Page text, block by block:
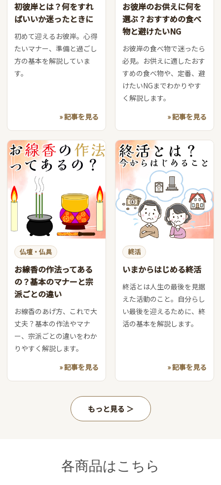
初彼岸とは？何をすれ
ばいいか迷ったときに
初めて迎えるお彼岸。心得
たいマナー、準備と過ごし
方の基本を解説していま
す。
» 記事を見る
お彼岸のお供えに何を
選ぶ？おすすめの食べ
物と避けたいNG
お彼岸の食べ物で迷ったら
必見。お供えに適したおす
すめの食べ物や、定番、避
けたいNGまでわかりやす
く解説します。
» 記事を見る
仏壇・仏具
お線香の作法ってある
の？基本のマナーと宗
派ごとの違い
お線香のあげ方、これで大
丈夫？基本の作法やマナ
ー、宗派ごとの違いをわか
りやすく解説します。
» 記事を見る
終活
いまからはじめる終活
終活とは人生の最後を見据
えた活動のこと。自分らし
い最後を迎えるために、終
活の基本を解説します。
» 記事を見る
もっと見る
各商品はこちら